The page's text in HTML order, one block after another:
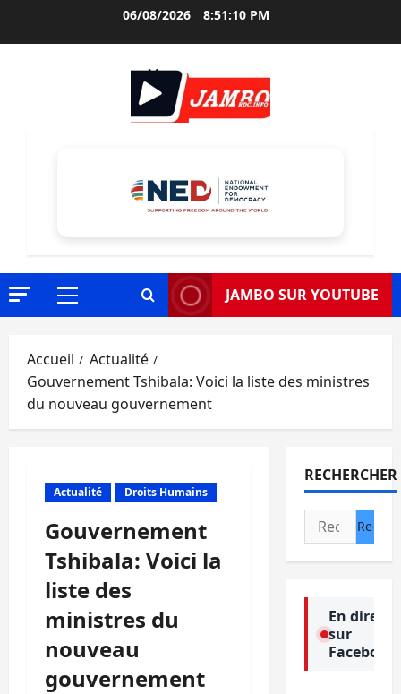
06/08/2026 8:51:11 PM
Menu
JAMBO SUR YOUTUBE
Accueil
Actualité
Gouvernement Tshibala: Voici la liste des ministres
du nouveau gouvernement
Actualité Droits Humains
Gouvernement
Tshibala: Voici la
liste des
ministres du
nouveau
gouvernement
RECHERCHER
Rechercher :
En direct
sur
Facebook